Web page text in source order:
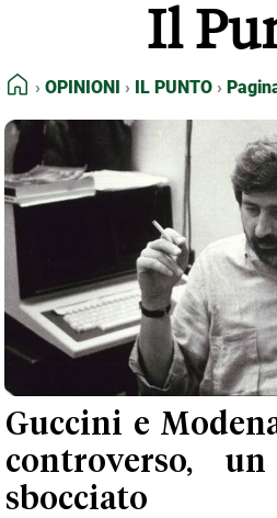
NORMATIVE
TERMINI e CONDIZIONI
Il
HOME
OPINIONI IL PUNTO
Guccini e
controverso,
sbocciato